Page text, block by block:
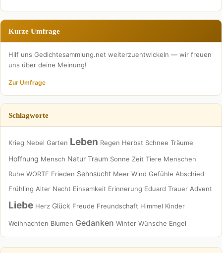
Kurze Umfrage
Hilf uns Gedichtesammlung.net weiterzuentwickeln — wir freuen
uns über deine Meinung!
Zur Umfrage
Schlagworte
Krieg Nebel Garten Leben Regen Herbst Schnee Träume
Hoffnung Mensch Natur Traum Sonne Zeit Tiere Menschen
Ruhe WORTE Frieden Sehnsucht Meer Wind Gefühle Abschied
Frühling Alter Nacht Einsamkeit Erinnerung Eduard Trauer Advent
Liebe Herz Glück Freude Freundschaft Himmel Kinder
Weihnachten Blumen Gedanken Winter Wünsche Engel